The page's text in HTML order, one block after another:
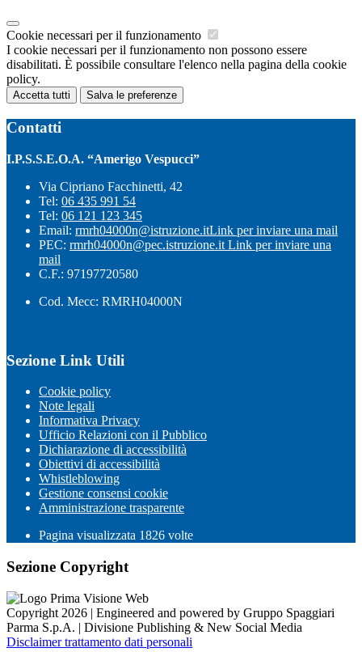
Cookie necessari per il funzionamento
I cookie necessari per il funzionamento non possono essere
disabilitati. È possibile consultare l'elenco nella pagina della cookie
policy.
Accetta tutti Salva le preferenze
Contatti
I.P.S.S.E.O.A. “Amerigo Vespucci”
Via Cipriano Facchinetti, 42
Tel: 06 435 991 54
Tel: 06 121 123 345
Email: rmrh04000n@istruzione.itLink per inviare una mail
PEC: rmrh04000n@pec.istruzione.it Link per inviare una
mail
C.F.: 97197720580
Cod. Mecc: RMRH04000N
Sezione Link Utili
Cookie policy
Note legali
Informativa Privacy
Ufficio Relazioni con il Pubblico
Dichiarazione di accessibilità
Obiettivi di accessibilità
Whistleblowing
Gestione consensi cookie
Amministrazione trasparente
Pagina visualizzata 1826 volte
Sezione Copyright
Copyright 2026 | Engineered and powered by Gruppo Spaggiari
Parma S.p.A. | Divisione Publishing & New Social Media
Disclaimer trattamento dati personali